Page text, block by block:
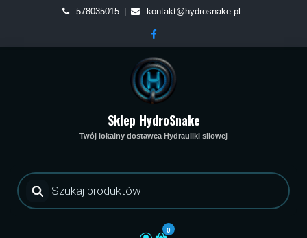
content
578035015 kontakt@hydrosnake.pl
Sklep HydroSnake
Twój lokalny dostawca Hydrauliki siłowej
Wyszukiwarka
produktów
0